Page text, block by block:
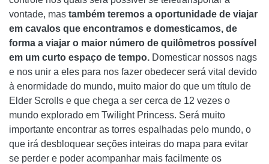
vontade, mas também teremos a oportunidade de viajar
em cavalos que encontramos e domesticamos, de
forma a viajar o maior número de quilômetros possível
em um curto espaço de tempo. Domesticar nossos nags
e nos unir a eles para nos fazer obedecer será vital devido
à enormidade do mundo, muito maior do que um título de
Elder Scrolls e que chega a ser cerca de 12 vezes o
mundo explorado em Twilight Princess. Será muito
importante encontrar as torres espalhadas pelo mundo, o
que irá desbloquear seções inteiras do mapa para evitar
se perder e poder acompanhar mais facilmente os